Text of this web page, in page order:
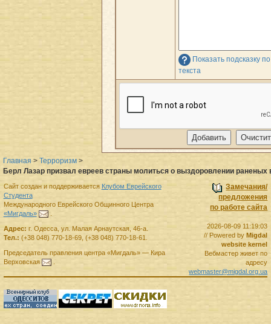
Показать подсказку
текста
Главная > Терроризм >
Берл Лазар призвал евреев страны молиться о выздоровлении раненых
Замечания/
предложения
по работе сайта
2026-08-09 11:19:03
// Powered byMigdal
website kernel
Вебмастер живет по
адресу
webmaster@migdal.org.ua
Сайт создан и поддерживается Клубом Еврейского
Студента
Международного Еврейского Общинного Центра
«Мигдаль»
.
Адрес: г. Одесса, ул. Малая Арнаутская, 46-а.
Тел.: (+38 048) 770-18-69, (+38 048) 770-18-61
Председатель правленияцентра «Мигдаль»— Кира
Верховская
.